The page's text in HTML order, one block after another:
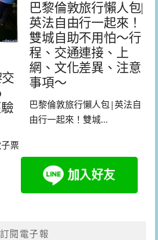
票
巴黎倫敦旅行懶人包|
英法自由行一起來！
雙城自助不用怕～行
程、交通連接、上
網、文化差異、注意
事項～
巴黎倫敦旅行懶人包|英法自
由行一起來！雙城...
訂閱電子報